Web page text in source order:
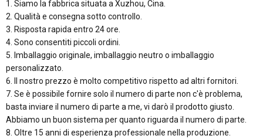
1. Siamo la fabbrica situata a Xuzhou, Cina.
2. Qualità e consegna sotto controllo.
3. Risposta rapida entro 24 ore.
4. Sono consentiti piccoli ordini.
5. Imballaggio originale, imballaggio neutro o imballaggio
personalizzato.
6. Il nostro prezzo è molto competitivo rispetto ad altri fornitori.
7. Se è possibile fornire solo il numero di parte non c'è problema,
basta inviare il numero di parte a me, vi darò il prodotto giusto.
Abbiamo un buon sistema per quanto riguarda il numero di parte.
8. Oltre 15 anni di esperienza professionale nella produzione.